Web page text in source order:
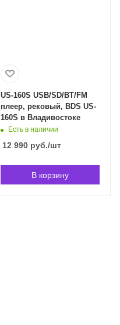
US-160S USB/SD/BT/FM
плеер, рековый, BDS US-
160S в Владивостоке
Есть в наличии
12 990руб./шт
В корзину